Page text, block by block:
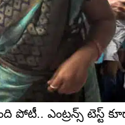
పోటీ.. ఎంట్రన్స్ టెస్ట్